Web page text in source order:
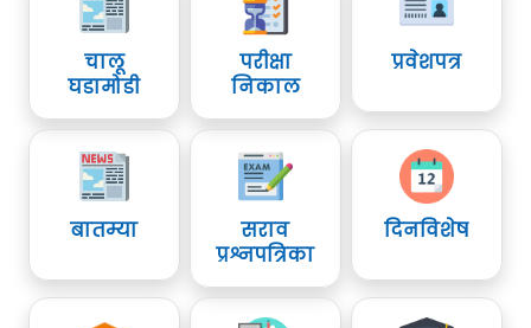
चालू
घडामोडी
परीक्षा
निकाल
प्रवेशपत्र
बातम्या
सराव
प्रश्नपत्रिका
दिनविशेष